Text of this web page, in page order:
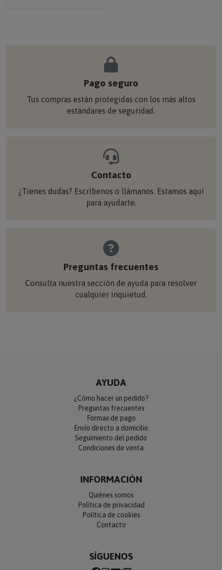
Pago seguro
Tus compras están protegidas con los más altos
estándares de seguridad.
Contacto
¿Tienes dudas? Escríbenos o llámanos. Estamos aquí
para ayudarte.
Preguntas frecuentes
Consulta nuestra sección de ayuda para resolver
cualquier inquietud.
AYUDA
¿Cómo hacer un pedido?
Preguntas frecuentes
Formas de pago
Envío directo a domicilio
Seguimiento del pedido
Condiciones de venta
INFORMACIÓN
Quiénes somos
Política de privacidad
Política de cookies
Contacto
SÍGUENOS